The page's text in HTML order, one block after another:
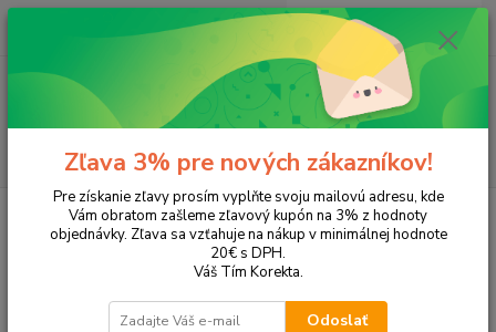
Hľadať
ks
za 0,00 EUR
Papier a zošity Zošity a obaly na zošity Zošity
Upresniť parametre
Zľava 3% pre nových zákazníkov!
Pre získanie zľavy prosím vyplňte svoju mailovú adresu, kde
Vám obratom zašleme zľavový kupón na 3% z hodnoty
objednávky. Zľava sa vzťahuje na nákup v minimálnej hodnote
20€ s DPH.
Váš Tím Korekta.
Odoslať